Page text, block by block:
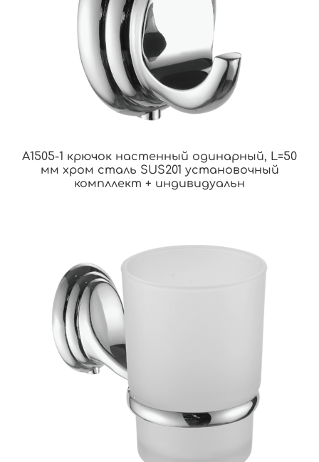
A1505-1 крючок настенный одинарный, L=50
мм хром сталь SUS201 установочный
компллект + индивидуальн